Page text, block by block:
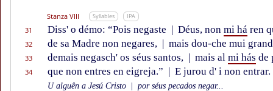
Stanza VIII Syllables IPA
31 Diss' o démo: “Pois negaste | Déus, non mi há ren
32 de sa Madre non negares, | mais dou-che mui
33 demais negasch' os séus santos, | mais al mi hás de
34 que non entres en eigreja.” | E jurou d' i non entrar.
U alguên a Jesú Cristo por séus pecados negar...